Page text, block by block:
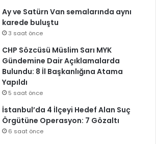
Ay ve Satürn Van semalarında aynı
karede buluştu
3 saat önce
CHP Sözcüsü Müslim Sarı MYK
Gündemine Dair Açıklamalarda
Bulundu: 8 İl Başkanlığına Atama
Yapıldı
5 saat önce
İstanbul’da 4 İlçeyi Hedef Alan Suç
Örgütüne Operasyon: 7 Gözaltı
6 saat önce